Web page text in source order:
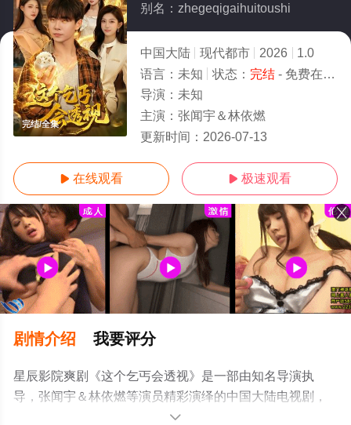
完结/全集
别名：zhegeqigaihuitoushi
中国大陆 现代都市 2026
1.0
语言： 未知 状态： 完结- 免费在线观看
导演： 未知
主演： 张闻宇＆林依燃
更新时间： 2026-07-13
 在线观看  极速观看
剧情介绍 我要评分
星辰影院爽剧《这个乞丐会透视》是一部由知名导演执
导，张闻宇＆林依燃等演员精彩演绎的中国大陆电视剧，
大结局剧情已揭晓（完结），手机免费观看高清无删减完
